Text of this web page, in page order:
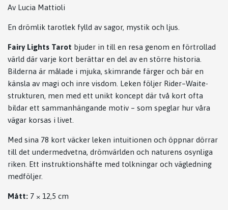
Av Lucia Mattioli
En drömlik tarotlek fylld av sagor, mystik och ljus.
Fairy Lights Tarot bjuder in till en resa genom en förtrollad
värld där varje kort berättar en del av en större historia.
Bilderna är målade i mjuka, skimrande färger och bär en
känsla av magi och inre visdom. Leken följer Rider–Waite-
strukturen, men med ett unikt koncept där två kort ofta
bildar ett sammanhängande motiv – som speglar hur våra
vägar korsas i livet.
Med sina 78 kort väcker leken intuitionen och öppnar dörrar
till det undermedvetna, drömvärlden och naturens osynliga
riken. Ett instruktionshäfte med tolkningar och vägledning
medföljer.
Mått: 7 × 12,5 cm